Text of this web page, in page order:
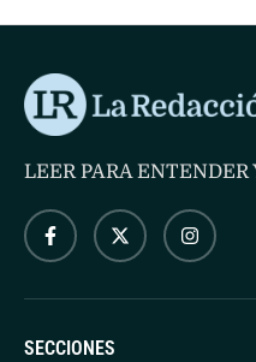
SECCIONES
LEER PARA ENTENDER